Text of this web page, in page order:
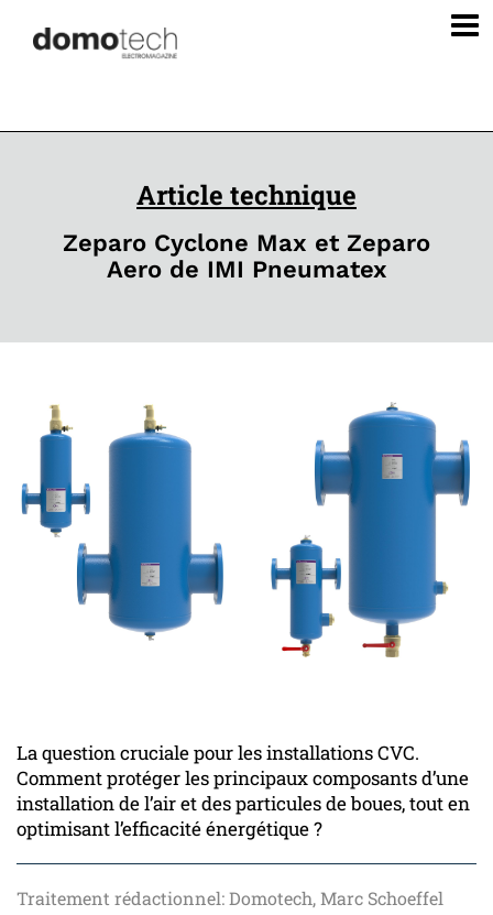
Article technique
Zeparo Cyclone Max et Zeparo
Aero de IMI Pneumatex
La question cruciale pour les installations CVC.
Comment protéger les principaux composants d’une
installation de l’air et des particules de boues, tout en
optimisant l’efficacité énergétique ?
Traitement rédactionnel: Domotech, Marc Schoeffel